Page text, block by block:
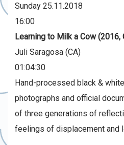
Sunday 25.11.2018
16:00
Learning to Milk a Cow (2016,
Juli Saragosa (CA)
01:04:30
Hand-processed black &
photographs and official
of three generations of
feelings of displacement and